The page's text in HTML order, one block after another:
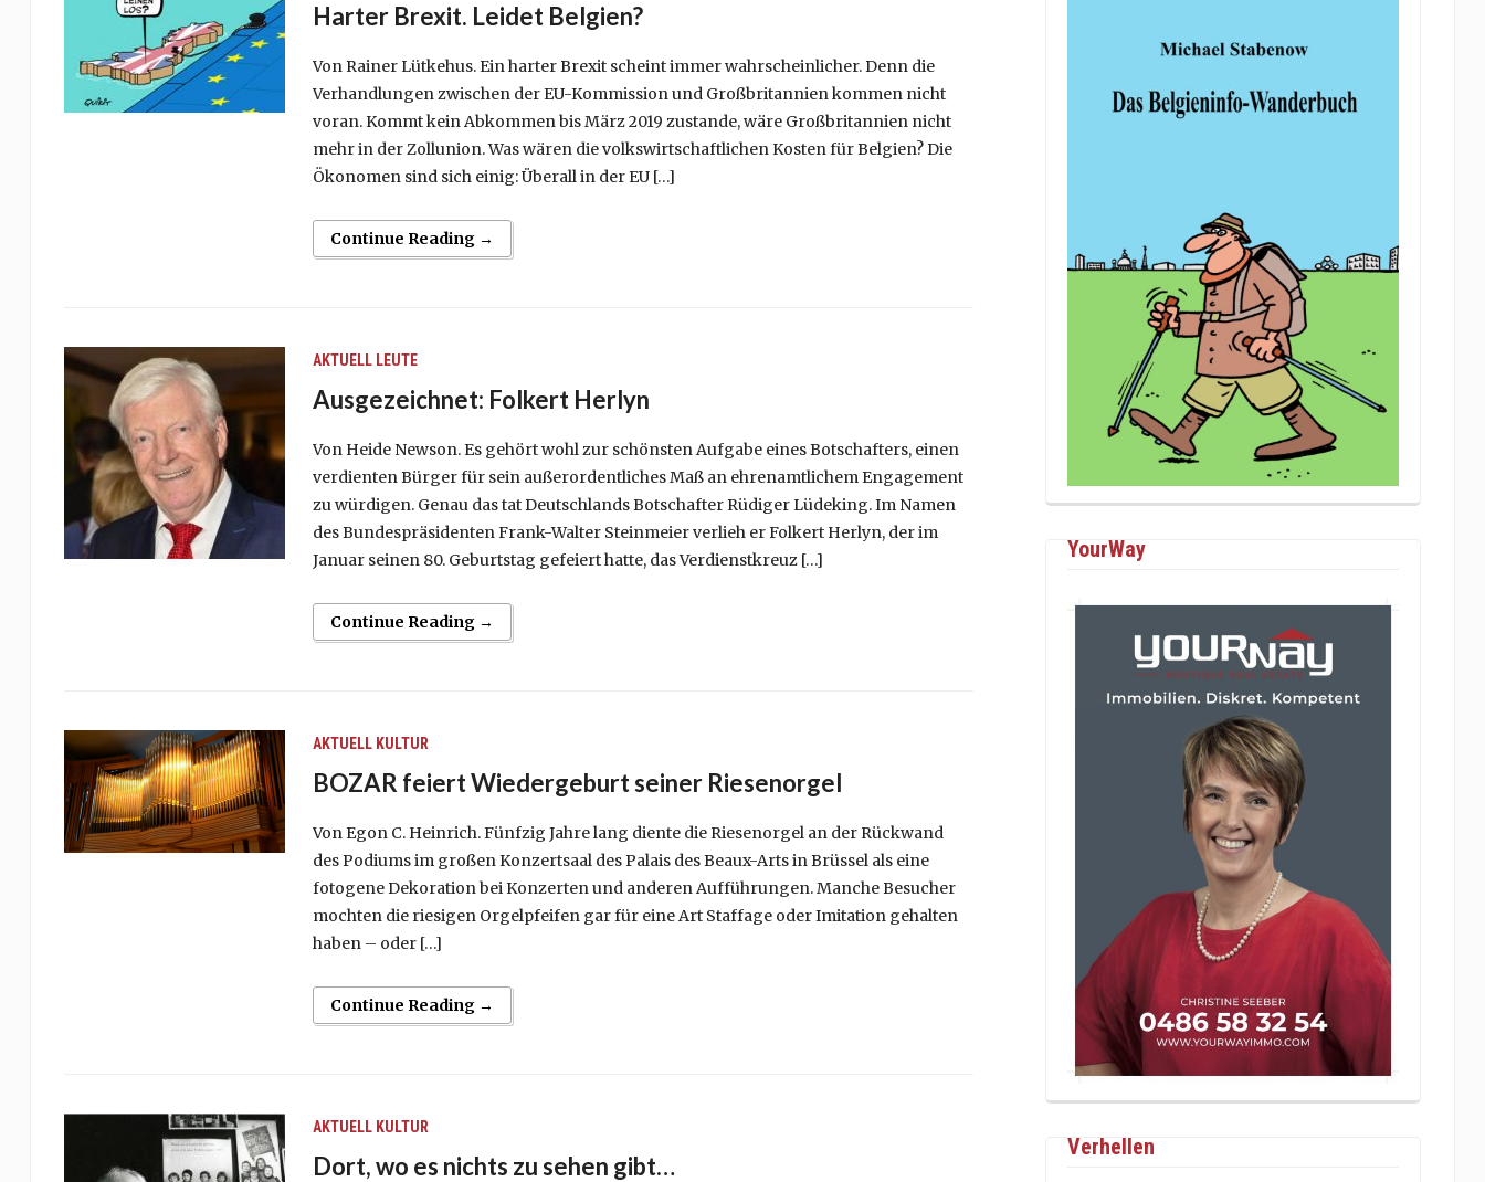
Harter Brexit. Leidet Belgien?
Von Rainer Lütkehus. Ein harter Brexit scheint immer wahrscheinlicher. Denn die
Verhandlungen zwischen der EU-Kommission und Großbritannien kommen nicht
voran. Kommt kein Abkommen bis März 2019 zustande, wäre Großbritannien nicht
mehr in der Zollunion. Was wären die volkswirtschaftlichen Kosten für Belgien? Die
Ökonomen sind sich einig: Überall in der EU […]
Continue Reading →
AKTUELL LEUTE
Ausgezeichnet: Folkert Herlyn
Von Heide Newson. Es gehört wohl zur schönsten Aufgabe eines Botschafters, einen
verdienten Bürger für sein außerordentliches Maß an ehrenamtlichem Engagement
zu würdigen. Genau das tat Deutschlands Botschafter Rüdiger Lüdeking. Im Namen
des Bundespräsidenten Frank-Walter Steinmeier verlieh er Folkert Herlyn, der im
Januar seinen 80. Geburtstag gefeiert hatte, das Verdienstkreuz […]
Continue Reading →
AKTUELL KULTUR
BOZAR feiert Wiedergeburt seiner Riesenorgel
Von Egon C. Heinrich. Fünfzig Jahre lang diente die Riesenorgel an der Rückwand
des Podiums im großen Konzertsaal des Palais des Beaux-Arts in Brüssel als eine
fotogene Dekoration bei Konzerten und anderen Aufführungen. Manche Besucher
mochten die riesigen Orgelpfeifen gar für eine Art Staffage oder Imitation gehalten
haben – oder […]
Continue Reading →
AKTUELL KULTUR
Dort, wo es nichts zu sehen gibt…
YourWay
Verhellen